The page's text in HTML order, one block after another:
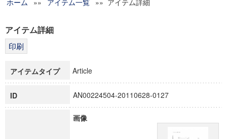
科学研究費補助金研究成果報告書
博士課程教育リーディングプログラム「超成熟社会発展のサ
ホーム »» アイテム一覧 »» アイテム詳細
アイテム詳細
アイテムタイプ Article
ID AN00224504-20110628-0127
画像